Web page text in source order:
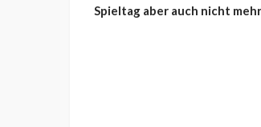
Spieltag aber auch nicht